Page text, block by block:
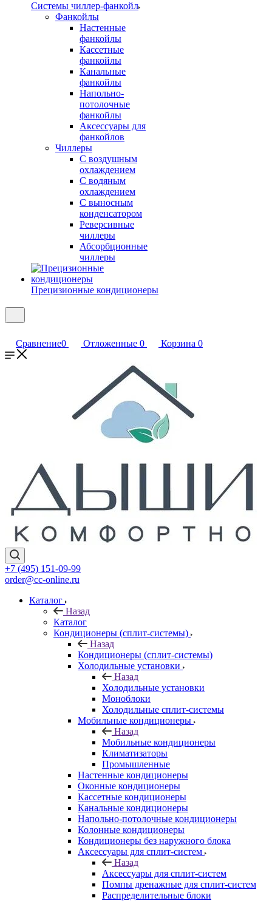
Системы чиллер-фанкойл
Фанкойлы
Настенные
фанкойлы
Кассетные
фанкойлы
Канальные
фанкойлы
Напольно-
потолочные
фанкойлы
Аксессуары для
фанкойлов
Чиллеры
С воздушным
охлаждением
С водяным
охлаждением
С выносным
конденсатором
Реверсивные
чиллеры
Абсорбционные
чиллеры
Прецизионные кондиционеры
Сравнение0 Отложенные 0 Корзина 0
+7 (495) 151-09-99
order@cc-online.ru
Каталог
Назад
Каталог
Кондиционеры (сплит-системы)
Назад
Кондиционеры (сплит-системы)
Холодильные установки
Назад
Холодильные установки
Моноблоки
Холодильные сплит-системы
Мобильные кондиционеры
Назад
Мобильные кондиционеры
Климатизаторы
Промышленные
Настенные кондиционеры
Оконные кондиционеры
Кассетные кондиционеры
Канальные кондиционеры
Напольно-потолочные кондиционеры
Колонные кондиционеры
Кондиционеры без наружного блока
Аксессуары для сплит-систем
Назад
Аксессуары для сплит-систем
Помпы дренажные для сплит-систем
Распределительные блоки